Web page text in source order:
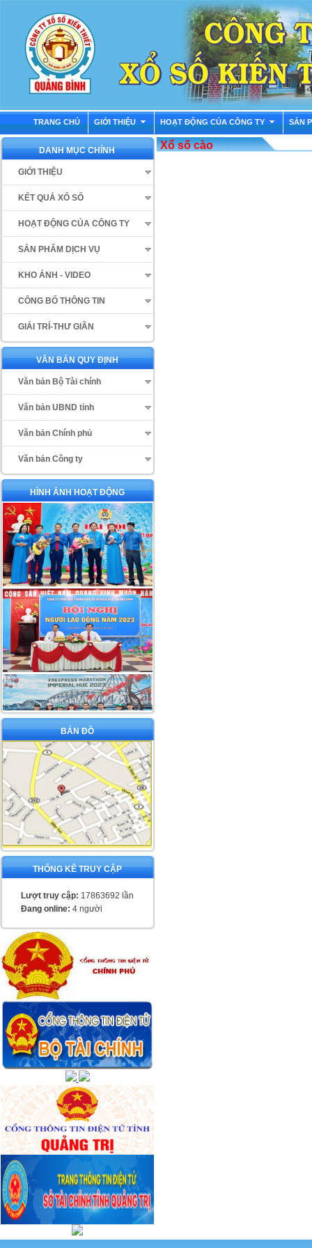
TRANG CHỦ GIỚI THIỆU HOẠT ĐỘNG CỦA CÔNG TY SẢN
DANH MỤC CHÍNH
GIỚI THIỆU
KẾT QUẢ XỔ SỐ
HOẠT ĐỘNG CỦA CÔNG TY
SẢN PHẨM DỊCH VỤ
KHO ẢNH - VIDEO
CÔNG BỐ THÔNG TIN
GIẢI TRÍ-THƯ GIÃN
VĂN BẢN QUY ĐỊNH
Văn bản Bộ Tài chính
Văn bản UBND tỉnh
Văn bản Chính phủ
Văn bản Công ty
HÌNH ẢNH HOẠT ĐỘNG
BẢN ĐỒ
THỐNG KÊ TRUY CẬP
Lượt truy cập: 17863692 lần
Đang online: 4 người
Xổ số cào